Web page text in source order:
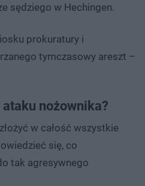
sędziego w Hechingen.
prokuratury i
tymczasowy areszt –
ataku nożownika?
w całość wszystkie
się, co
tak agresywnego